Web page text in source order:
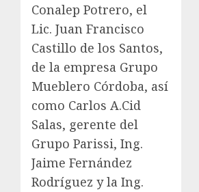
Conalep Potrero, el
Lic. Juan Francisco
Castillo de los Santos,
de la empresa Grupo
Mueblero Córdoba, así
como Carlos A.Cid
Salas, gerente del
Grupo Parissi, Ing.
Jaime Fernández
Rodríguez y la Ing.